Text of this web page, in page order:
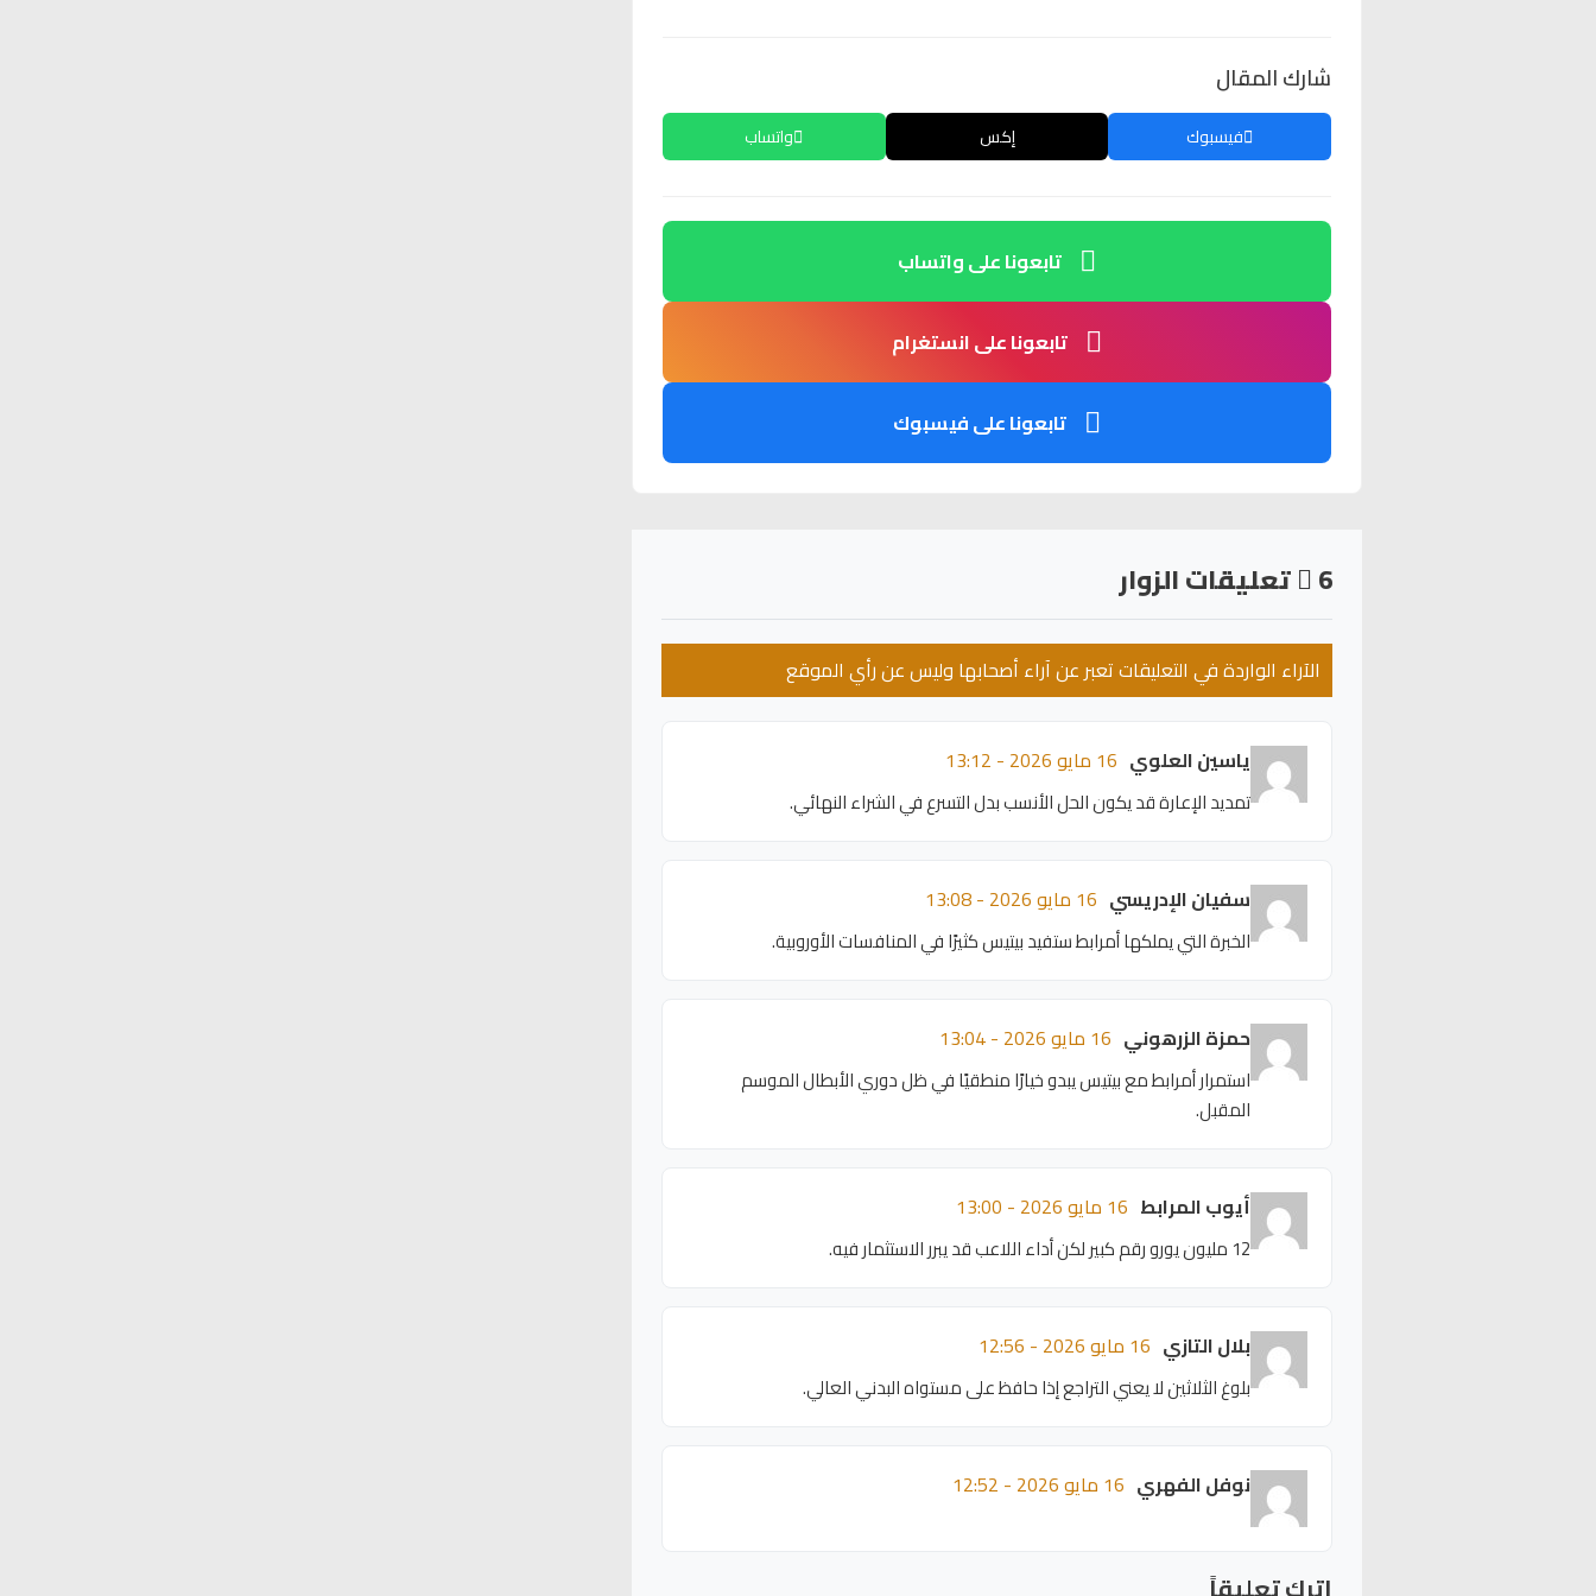
شارك المقال
فيسبوك إكس واتساب
تابعونا على واتساب
تابعونا على انستغرام
تابعونا على فيسبوك
6 تعليقات الزوار
الآراء الواردة في التعليقات تعبر عن آراء أصحابها وليس عن رأي الموقع
ياسين العلوي 16 مايو 2026 - 13:12
تمديد الإعارة قد يكون الحل الأنسب بدل التسرع في الشراء النهائي.
سفيان الإدريسي 16 مايو 2026 - 13:08
الخبرة التي يملكها أمرابط ستفيد بيتيس كثيرًا في المنافسات الأوروبية.
حمزة الزرهوني 16 مايو 2026 - 13:04
استمرار أمرابط مع بيتيس يبدو خيارًا منطقيًا في ظل دوري الأبطال الموسم
المقبل.
أيوب المرابط 16 مايو 2026 - 13:00
12 مليون يورو رقم كبير لكن أداء اللاعب قد يبرر الاستثمار فيه.
بلال التازي 16 مايو 2026 - 12:56
بلوغ الثلاثين لا يعني التراجع إذا حافظ على مستواه البدني العالي.
نوفل الفهري 16 مايو 2026 - 12:52